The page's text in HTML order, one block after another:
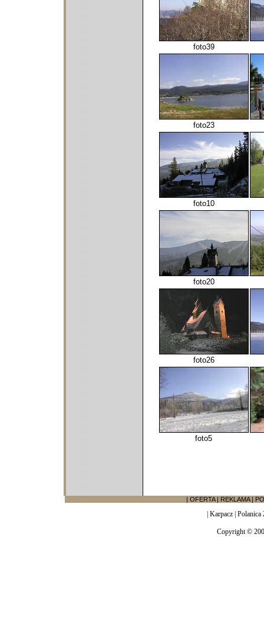
foto39
foto23
foto10
foto20
foto26
foto5
| OFERTA| REKLAMA|
Karpacz| Polanica
Copyright ©